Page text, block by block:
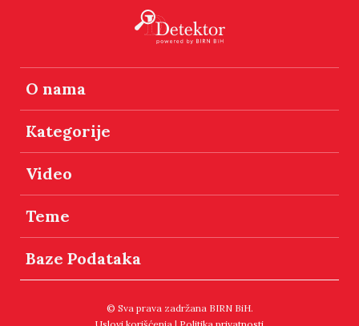
O nama
Kategorije
Video
Teme
Baze Podataka
© Sva prava zadržana BIRN BiH.